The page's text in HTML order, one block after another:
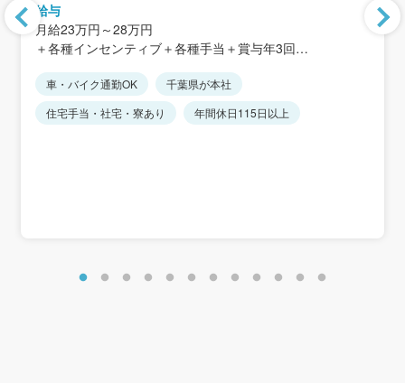
＜アクセス＞
・千葉都市モノレール「桜木駅」から徒歩約24分
・貝塚ICから車で約3分
★マイカー通勤可
★転居を伴う転勤なし（近隣店舗への異動あり）
給与
月給23万円～28万円
＋各種インセンティブ＋各種手当＋賞与年3回
※固定残業代制なし
※時間外手当は別途全額支給します。
※経験・能力を考慮します。
車・バイク通勤OK
千葉県が本社
住宅手当・社宅・寮あり
年間休日115日以上